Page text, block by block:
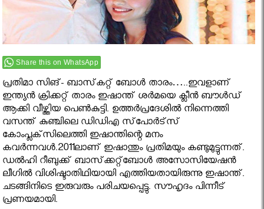
Share this on WhatsApp
പ്രതിമാ സിങ്- ബാസ്‌കറ്റ് ബോള്‍ താരം…..ഇവളാണ്
ഇന്ത്യന്‍ ക്രിക്കറ്റ് താരം ഇഷാന്ത് ശര്‍മയെ ക്ലീന്‍ ബൗള്‍ഡ്
ആക്കി വീഴ്ത്തിയ പെണ്‍കുട്ടി. ഉത്തര്‍പ്രദേശില്‍ നിന്നെത്തി
വസന്ത് കുഞ്ചിലെ ഡിഡിഎ സ്‌പോര്‍ട്‌സ്
കോംപ്ലക്‌സിലെത്തി ഇഷാന്തിന്റെ മനം
കവര്‍ന്നവള്‍.2011ലാണ് ഇഷാന്തും പ്രതിമയും കണ്ടുമുട്ടുന്നത്.
ഡല്‍ഹി റീബുക്ക് ബാസ്‌ക്കറ്റ്‌ബോള്‍ അസോസിയേഷന്‍
ലീഗില്‍ വിശിഷ്ടാതിഥിയായി എത്തിയതായിരുന്നു ഇഷാന്ത്.
ചടങ്ങിനിടെ ഇരുവരും പരിചയപ്പെട്ടു. സൗഹൃദം പിന്നീട്
പ്രണയമായി.